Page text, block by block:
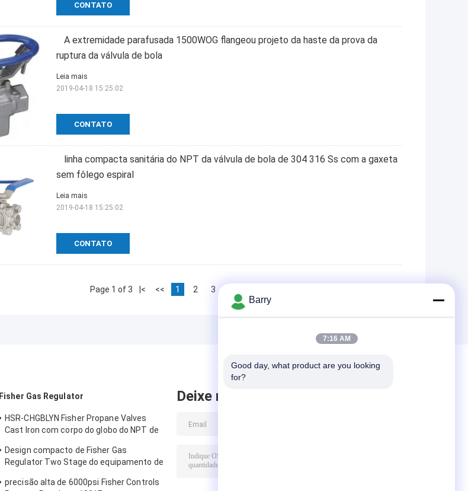
CONTATO
A extremidade parafusada 1500WOG flangeou projeto da haste da prova da
ruptura da válvula de bola
CONTATO
Leia mais
2019-04-18 15:25:02
linha compacta sanitária do NPT da válvula de bola de 304 316 Ss com a gaxeta
sem fôlego espiral
CONTATO
Leia mais
2019-04-18 15:25:02
Page 1 of 3 |< << 1 2 3
Fisher Gas Regulator
HSR-CHGBLYN Fisher Propane Valves
Cast Iron com corpo do globo do NPT de
Design compacto de Fisher Gas
Regulator Two Stage do equipamento de
precisão alta de 6000psi Fisher Controls
Deixe mensagem
Barry
7:16 AM
Good day, what product are you looking
for?